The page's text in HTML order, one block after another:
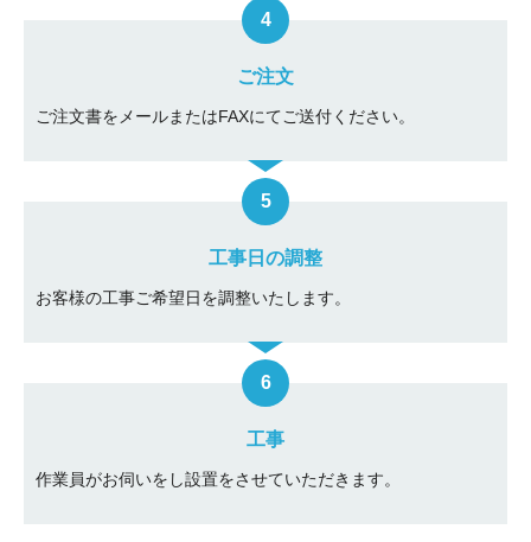
ご注文
ご注文書をメールまたはFAXにてご送付ください。
工事日の調整
お客様の工事ご希望日を調整いたします。
工事
作業員がお伺いをし設置をさせていただきます。